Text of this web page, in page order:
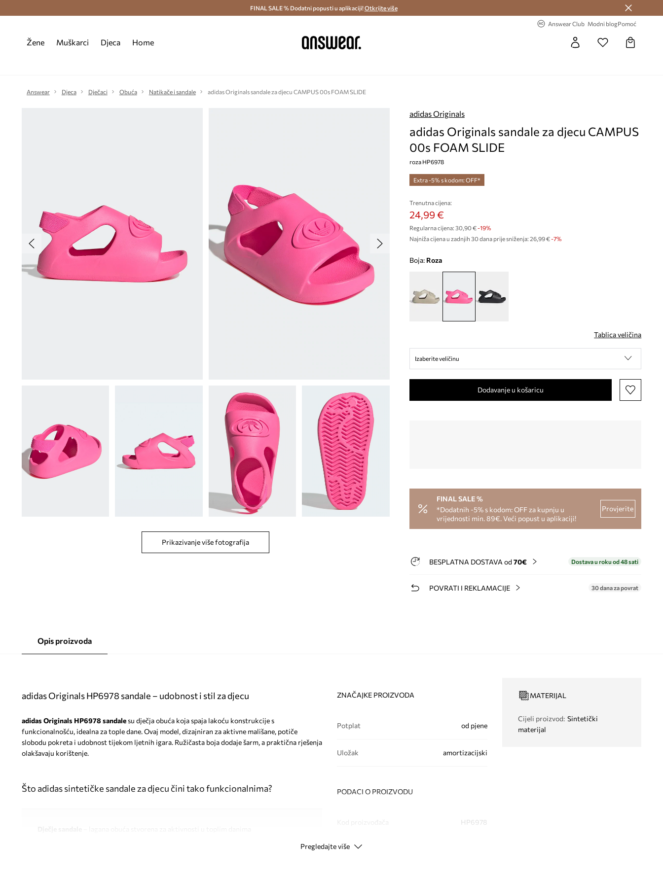
Besplatna dostava i povrat (od 70€) > Dostava u roku 48 sati >
FINAL SALE % Dodatni popusti u aplikaciji!Otkrijte više
Answear Club Modni blogPomoć
Žene Muškarci Djeca Home
Answear Djeca Dječaci Obuća Natikače i sandale adidas Originals sandale za djecu CAMPUS 00s FOAM SLIDE
Prikazivanje više fotografija
adidas Originals
adidas Originals sandale za djecu CAMPUS
00s FOAM SLIDE
roza HP6978
Extra -5% s kodom: OFF*
Trenutna cijena:
24,99 €
Regularna cijena: 30,90 €-19%
Najniža cijena u zadnjih 30 dana prije sniženja: 26,99 € -7%
Boja: roza
Tablica veličina
Izaberite veličinu
Dodavanje u košaricu
FINAL SALE %
*Dodatnih -5% s kodom: OFF za kupnju u
vrijednosti min. 89€. Veći popust u aplikaciji!
Provjerite
BESPLATNA DOSTAVA od 70€ Dostava u roku od 48 sati
POVRATI I REKLAMACIJE 30 dana za povrat
Opis proizvoda
adidas Originals HP6978 sandale – udobnost i stil za djecu
adidas Originals HP6978 sandalesu dječja obuća koja spaja lakoću konstrukcije s
funkcionalnošću, idealna za tople dane. Ovaj model, dizajniran za aktivne mališane, potiče
slobodu pokreta i udobnost tijekom ljetnih igara. Ružičasta boja dodaje šarm, a praktična rješenja
olakšavaju korištenje.
Što adidas sintetičke sandale za djecu čini tako funkcionalnima?
ZNAČAJKE PROIZVODA
Potplat od pjene
Uložak amortizacijski
PODACI O PROIZVODU
HP6978
Boja
MATERIJAL
Cijeli proizvod: Sintetički
materijal
Pregledajte više